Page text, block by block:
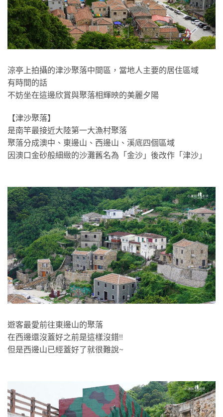
涼亭上拍攝的津沙聚落中間區，當地人主要的居住區域
有時間的話
不妨坐在這邊欣賞與聚落相輝映的美麗夕陽
【津沙聚落】
是南竿最接近大陸第一大漁村聚落
聚落分成澳中、東邊山、西邊山、溪底四個區域
因澳口金砂般細緻的沙灘舊名為「金沙」後改作「津沙」
遊客最愛前往東邊山的聚落
在西邊還沒蓋好之前是這樣沒錯!!
但是西邊山已經蓋好了就很難說~